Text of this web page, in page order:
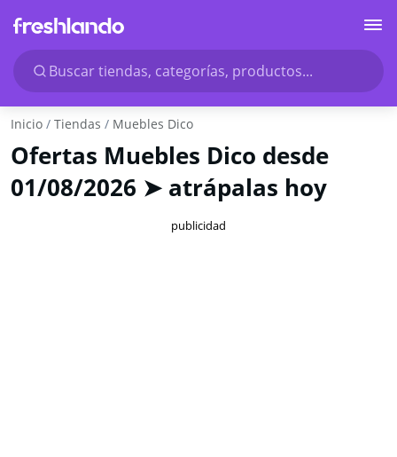
Buscar tiendas, categorías, productos...
Inicio Tiendas Muebles Dico
Ofertas Muebles Dico desde
01/08/2026 ➤ atrápalas hoy
publicidad